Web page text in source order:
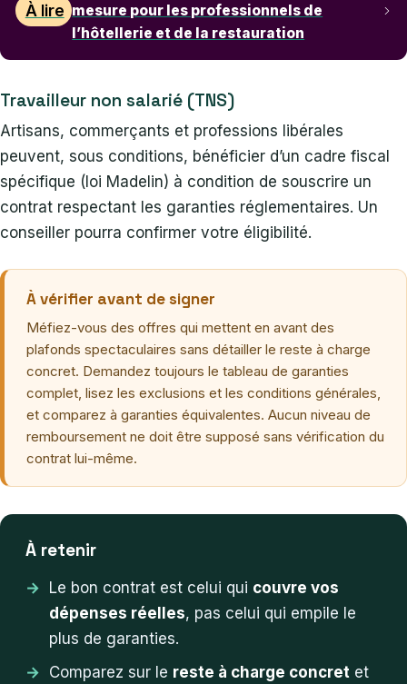
À lire mesure pour les professionnels de
l’hôtellerie et de la restauration
Travailleur non salarié (TNS)
Artisans, commerçants et professions libérales
peuvent, sous conditions, bénéficier d’un cadre fiscal
spécifique (loi Madelin) à condition de souscrire un
contrat respectant les garanties réglementaires. Un
conseiller pourra confirmer votre éligibilité.
À vérifier avant de signer
Méfiez-vous des offres qui mettent en avant des
plafonds spectaculaires sans détailler le reste à charge
concret. Demandez toujours le tableau de garanties
complet, lisez les exclusions et les conditions générales,
et comparez à garanties équivalentes. Aucun niveau de
remboursement ne doit être supposé sans vérification du
contrat lui-même.
À retenir
Le bon contrat est celui qui couvre vos
dépenses réelles, pas celui qui empile le
plus de garanties.
Comparez sur le reste à charge concret et